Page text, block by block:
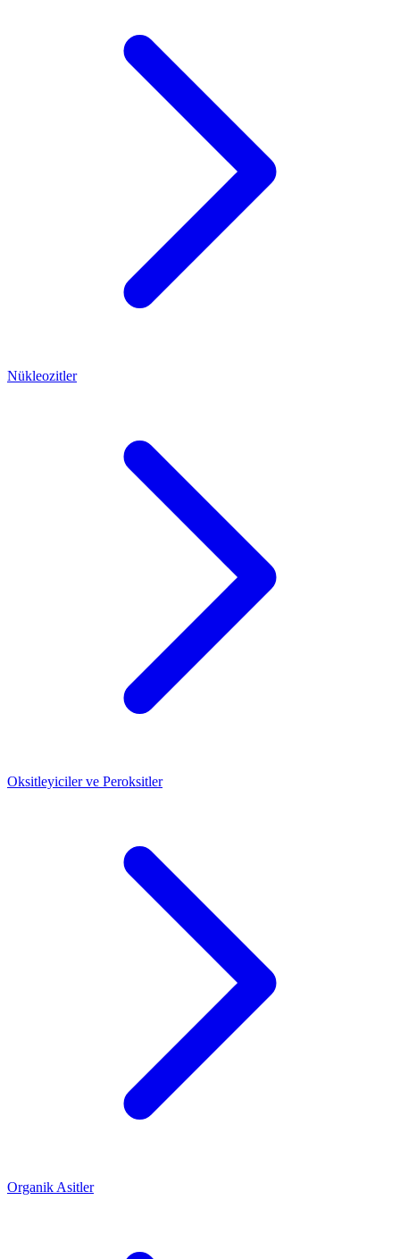
Nükleozitler
Oksitleyiciler ve Peroksitler
Organik Asitler